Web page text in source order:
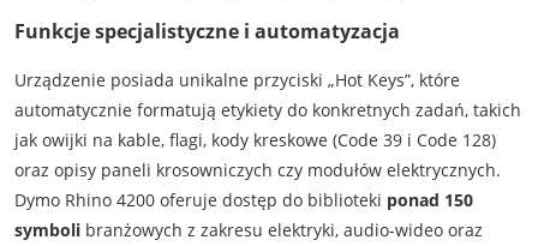
Funkcje specjalistyczne i automatyzacja
Urządzenie posiada unikalne przyciski „Hot Keys”, które
automatycznie formatują etykiety do konkretnych zadań, takich
jak owijki na kable, flagi, kody kreskowe (Code 39 i Code 128)
oraz opisy paneli krosowniczych czy modułów elektrycznych.
Dymo Rhino 4200 oferuje dostęp do biblioteki ponad 150
symbolibranżowych z zakresu elektryki, audio-wideo oraz